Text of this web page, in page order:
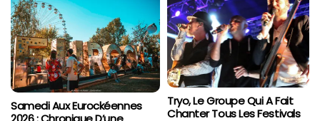
Samedi Aux Eurockéennes
Tryo, Le Groupe Qui A Fait
Chanter Tous Les Festivals